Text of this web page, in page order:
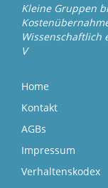
Kleine Gruppen
Wissenschaftlich
V
Home
Kontakt
AGBs
Impressum
Verhaltenskodex